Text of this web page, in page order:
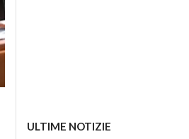
ULTIME NOTIZIE